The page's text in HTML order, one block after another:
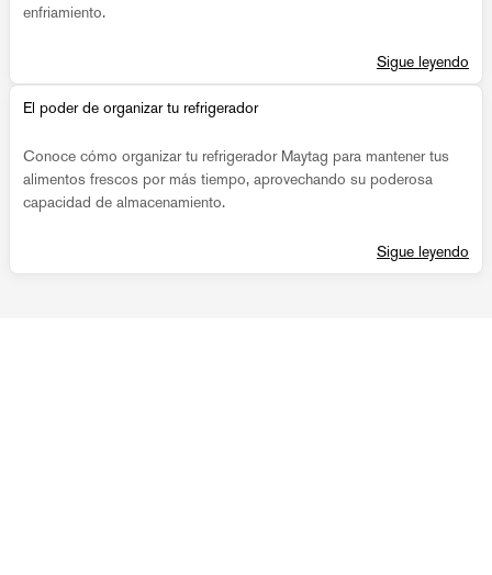
enfriamiento.
Sigue leyendo
El poder de organizar tu refrigerador
Conoce cómo organizar tu refrigerador Maytag para mantener tus
alimentos frescos por más tiempo, aprovechando su poderosa
capacidad de almacenamiento.
Sigue leyendo